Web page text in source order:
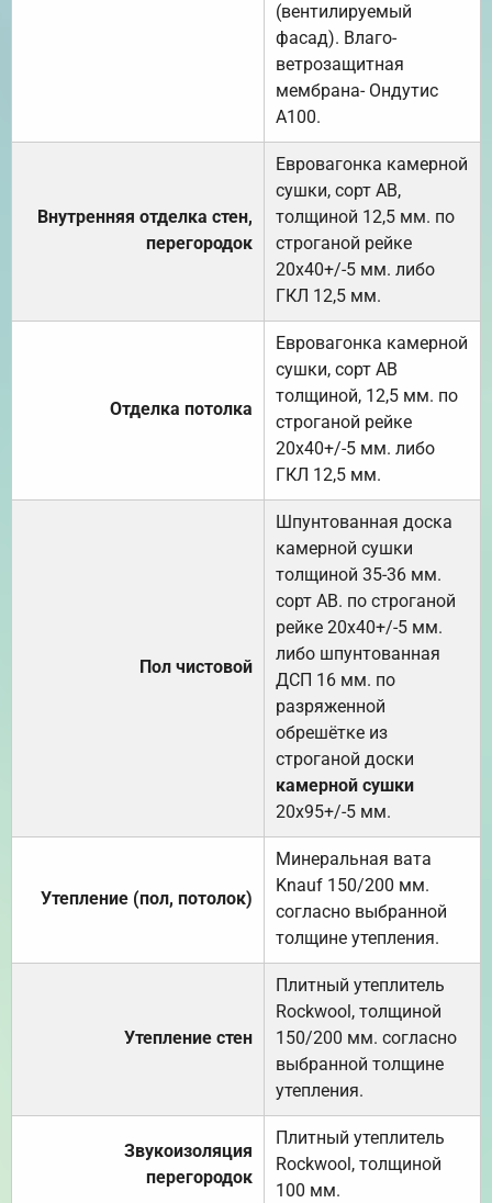
(вентилируемый
фасад). Влаго-
ветрозащитная
мембрана- Ондутис
А100.
Внутренняя отделка стен,
перегородок
Евровагонка камерной
сушки, сорт АВ,
толщиной 12,5 мм. по
строганой рейке
20х40+/-5 мм. либо
ГКЛ 12,5 мм.
Отделка потолка
Евровагонка камерной
сушки, сорт АВ
толщиной, 12,5 мм. по
строганой рейке
20х40+/-5 мм. либо
ГКЛ 12,5 мм.
Пол чистовой
Шпунтованная доска
камерной сушки
толщиной 35-36 мм.
сорт АВ. по строганой
рейке 20х40+/-5 мм.
либо шпунтованная
ДСП 16 мм. по
разряженной
обрешётке из
строганой доски
камерной сушки
20х95+/-5 мм.
Утепление (пол, потолок)
Минеральная вата
Knauf 150/200 мм.
согласно выбранной
толщине утепления.
Утепление стен
Плитный утеплитель
Rockwool, толщиной
150/200 мм. согласно
выбранной толщине
утепления.
Звукоизоляция
перегородок
Плитный утеплитель
Rockwool, толщиной
100 мм.